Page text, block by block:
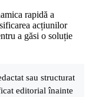
rapidă a
acțiunilor
a găsi o soluție
sau structurat
editorial înainte